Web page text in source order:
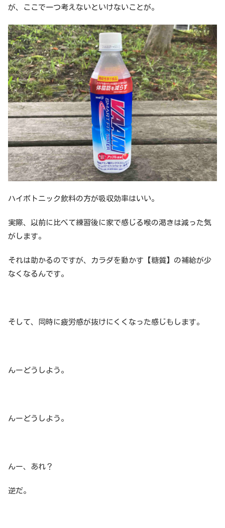
が、ここで一つ考えないといけないことが。
ハイポトニック飲料の方が吸収効率はいい。
実際、以前に比べて練習後に家で感じる喉の渇きは減った気
がします。
それは助かるのですが、カラダを動かす【糖質】の補給が少
なくなるんです。
そして、同時に疲労感が抜けにくくなった感じもします。
んーどうしよう。
んーどうしよう。
んー、あれ？
逆だ。